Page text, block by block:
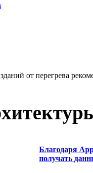
от перегрева
Благодаря
получать